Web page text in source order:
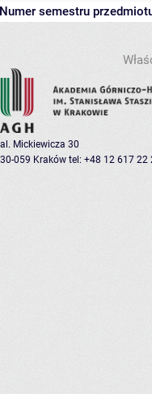
Numer semestru
al. Mickiewicza 30
30-059 Kraków tel: +48 12 617 22